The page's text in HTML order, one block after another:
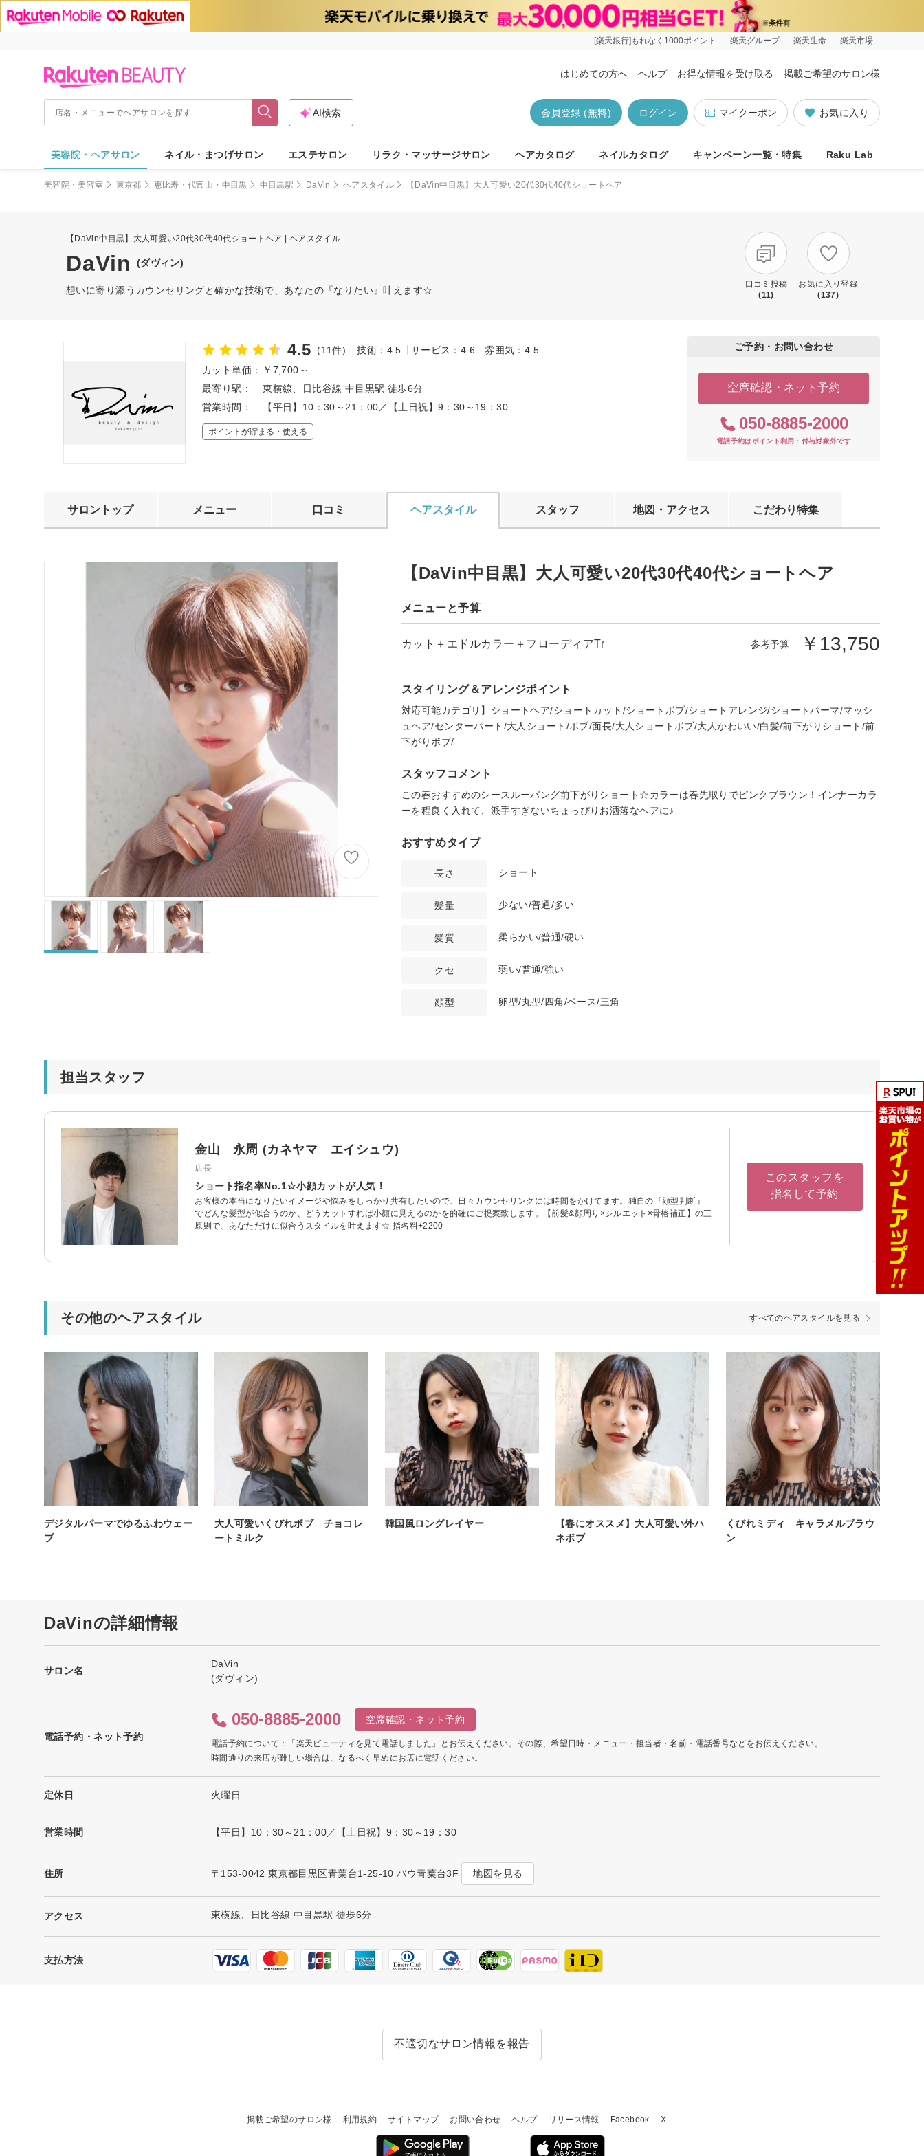
[楽天銀行]もれなく1000ポイント 楽天グループ 楽天生命 楽天市場
はじめての方へ ヘルプ お得な情報を受け取る 掲載ご希望のサロン様
お気に入り
マイクーポン
ログイン
会員登録 (無料)
AI検索
美容院・ヘアサロン ネイル・まつげサロン エステサロン リラク・マッサージサロン ヘアカタログ ネイルカタログ キャンペーン一覧・特集 Raku Lab
美容院・美容室 東京都 恵比寿・代官山・中目黒 中目黒駅 DaVin ヘアスタイル 【DaVin中目黒】大人可愛い20代30代40代ショートヘア
【DaVin中目黒】大人可愛い20代30代40代ショートヘア | ヘアスタイル
DaVin (ダヴィン)
想いに寄り添うカウンセリングと確かな技術で、あなたの『なりたい』叶えます☆
口コミ投稿
(11)
お気に入り登録
(137)
4.5 (11件) 技術：4.5 サービス：4.6
雰囲気：4.5
カット単価：
￥7,700～
最寄り駅：
東横線、日比谷線 中目黒駅 徒歩6分
営業時間：
【平日】10：30～21：00／【土日祝】9：30～19：30
ポイントが貯まる・使える
ご予約・お問い合わせ
空席確認・ネット予約
050-8885-2000
電話予約はポイント利用・付与対象外です
サロントップ メニュー 口コミ ヘアスタイル スタッフ 地図・アクセス こだわり特集
-
【DaVin中目黒】大人可愛い20代30代40代ショートヘア
メニューと予算
カット＋エドルカラー＋フローディアTr 参考予算 ￥13,750
スタイリング＆アレンジポイント
対応可能カテゴリ】ショートヘア/ショートカット/ショートボブ/ショートアレンジ/ショートパーマ/マッシ
ュヘア/センターパート/大人ショート/ボブ/面長/大人ショートボブ/大人かわいい/白髪/前下がりショート/前
下がりボブ/
スタッフコメント
この春おすすめのシースルーバング前下がりショート☆カラーは春先取りでピンクブラウン！インナーカラ
ーを程良く入れて、派手すぎないちょっぴりお洒落なヘアに♪
おすすめタイプ
長さ ショート
髪量 少ない/普通/多い
髪質 柔らかい/普通/硬い
クセ 弱い/普通/強い
顔型 卵型/丸型/四角/ベース/三角
担当スタッフ
金山 永周 (カネヤマ エイシュウ)
店長
ショート指名率No.1☆小顔カットが人気！
お客様の本当になりたいイメージや悩みをしっかり共有したいので、日々カウンセリングには時間をかけてます。独自の『顔型判断』
でどんな髪型が似合うのか、どうカットすれば小顔に見えるのかを的確にご提案致します。【前髪&顔周り×シルエット×骨格補正】の三
原則で、あなただけに似合うスタイルを叶えます☆ 指名料+2200
このスタッフを
指名して予約
その他のヘアスタイル すべてのヘアスタイルを見る
デジタルパーマでゆるふわウェー
ブ
大人可愛いくびれボブ チョコレ
ートミルク
韓国風ロングレイヤー
【春にオススメ】大人可愛い外ハ
ネボブ
くびれミディ キャラメルブラウ
ン
DaVinの詳細情報
サロン名
DaVin
(ダヴィン)
電話予約・ネット予約
050-8885-2000 空席確認・ネット予約
電話予約について：「楽天ビューティを見て電話しました」とお伝えください。その際、希望日時・メニュー・担当者・名前・電話番号などをお伝えください。
時間通りの来店が難しい場合は、なるべく早めにお店に電話ください。
定休日 火曜日
営業時間 【平日】10：30～21：00／【土日祝】9：30～19：30
住所 〒153-0042 東京都目黒区青葉台1-25-10 バウ青葉台3F 地図を見る
アクセス 東横線、日比谷線 中目黒駅 徒歩6分
支払方法
不適切なサロン情報を報告
掲載ご希望のサロン様 利用規約 サイトマップ お問い合わせ ヘルプ リリース情報 Facebook X